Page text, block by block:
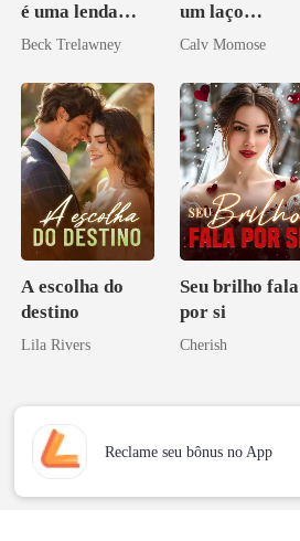
é uma lenda
mundial
Beck Trelawney
um laço
rompido
Calv Momose
A escolha do
destino
Lila Rivers
Seu brilho fala
por si
Cherish
Reclame seu bônus no App